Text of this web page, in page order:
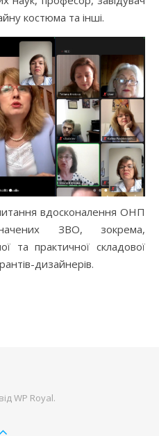
костюма та інші.
вдосконалення ОНП
ЗВО, зокрема,
та практичної складової
дизайнерів.
WP Royal.